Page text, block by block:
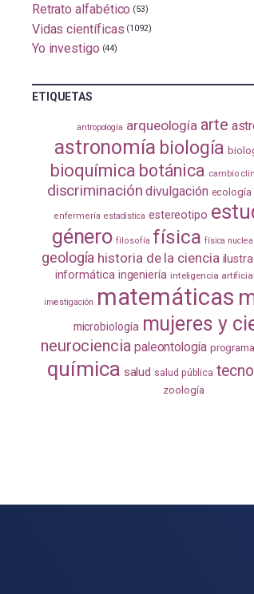
Retrato alfabético (53)
Vidas científicas (1092)
Yo investigo (44)
ETIQUETAS
antropología arqueología arte
astronomía biología
bioquímica botánica cambio
discriminación divulgación ecología
enfermería estadistica estereotipo
género filosofía física física
geología historia de la ciencia
informática ingeniería inteligencia artificial
investigación matemáticas
microbiología mujeres y
neurociencia paleontología
química salud salud pública
zoología